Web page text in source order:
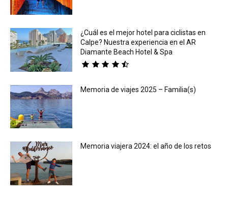
¿Cuál es el mejor hotel para ciclistas en
Calpe? Nuestra experiencia en el AR
Diamante Beach Hotel & Spa
Memoria de viajes 2025 – Familia(s)
Memoria viajera 2024: el año de los retos